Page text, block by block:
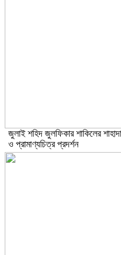
​জুলাই শহিদ জুলফিকার শাকিলের
ও প্রামাণ্যচিত্র প্রদর্শন